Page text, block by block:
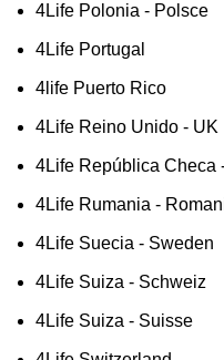
4Life Polonia - Polsce
4Life Portugal
4life Puerto Rico
4Life Reino Unido - UK
4Life República Checa
4Life Rumania -
4Life Suecia - Sweden
4Life Suiza - Schweiz
4Life Suiza - Suisse